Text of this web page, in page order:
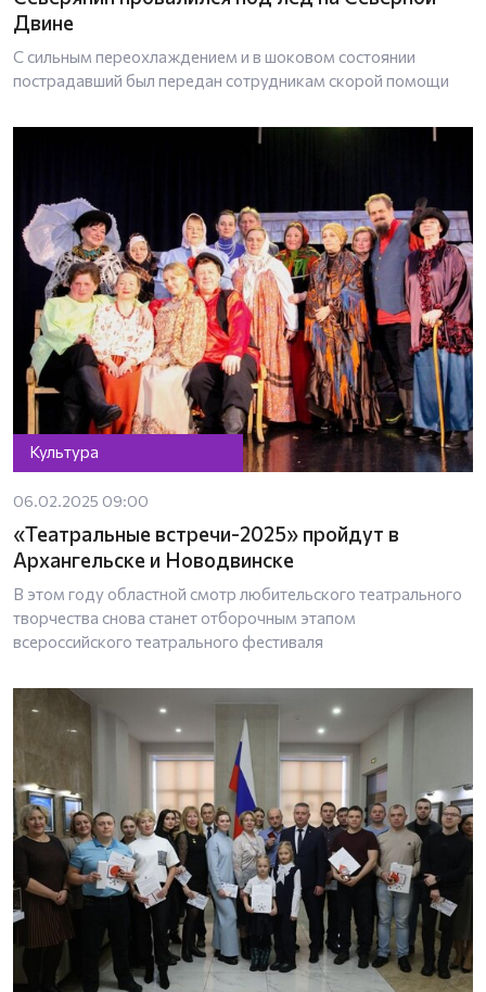
Двине
С сильным переохлаждением и в шоковом состоянии
пострадавший был передан сотрудникам скорой помощи
Культура
06.02.2025 09:00
«Театральные встречи-2025» пройдут в
Архангельске и Новодвинске
В этом году областной смотр любительского театрального
творчества снова станет отборочным этапом
всероссийского театрального фестиваля